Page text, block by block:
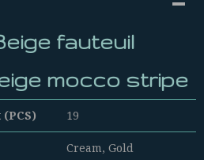
fauteuil
mocco stripe
19
Cream, Gold